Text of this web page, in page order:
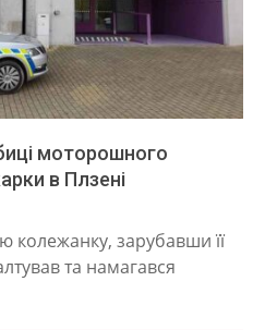
моторошного
в Плзені
колежанку, зарубавши її
та намагався